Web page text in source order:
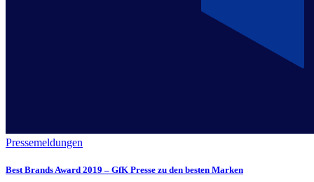
Pressemeldungen
Best Brands Award 2019 – GfK Presse zu den besten Marken